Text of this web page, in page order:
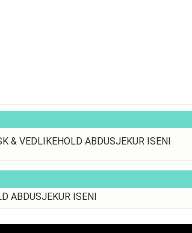
& VEDLIKEHOLD ABDUSJEKUR ISENI
ABDUSJEKUR ISENI